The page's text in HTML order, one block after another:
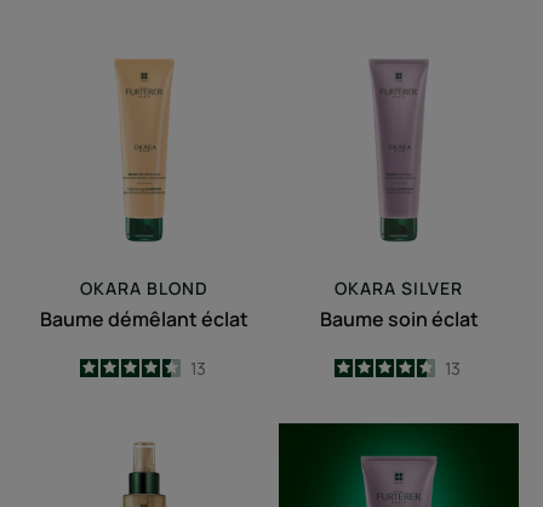
démêlant
éclat
OKARA BLOND
Baume démêlant éclat
4.5
/5
13
soin
éclat
OKARA SILVER
Baume soin éclat
4.5
/5
13
Spray
éclaircissant
déjaunissant